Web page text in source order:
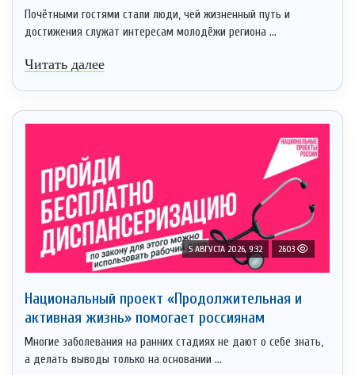
Почётными гостями стали люди, чей жизненный путь и
достижения служат интересам молодёжи региона ...
Читать далее
5 АВГУСТА 2026, 9:32 2603
Национальный проект «Продолжительная и
активная жизнь» помогает россиянам
Многие заболевания на ранних стадиях не дают о себе знать,
а делать выводы только на основании ...